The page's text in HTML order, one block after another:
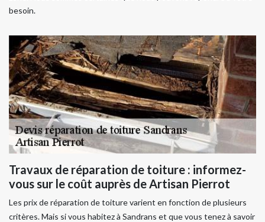
besoin.
Travaux de réparation de toiture : informez-
vous sur le coût auprès de Artisan Pierrot
Les prix de réparation de toiture varient en fonction de plusieurs
critères. Mais si vous habitez à Sandrans et que vous tenez à savoir